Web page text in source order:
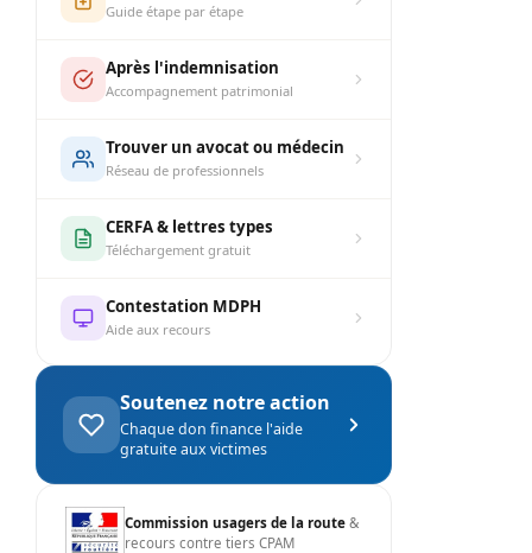
Guide étape par étape
Après l'indemnisation
Accompagnement patrimonial
Trouver un avocat ou médecin
Réseau de professionnels
CERFA & lettres types
Téléchargement gratuit
Contestation MDPH
Aide aux recours
Soutenez notre action
Chaque don finance l'aide
gratuite aux victimes
Commission usagers de la route &
recours contre tiers CPAM